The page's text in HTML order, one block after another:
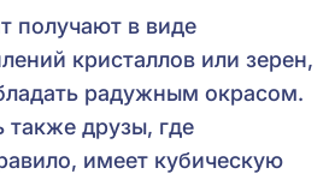
получают в виде
кристаллов или зерен,
радужным окрасом.
друзы, где
имеет кубическую